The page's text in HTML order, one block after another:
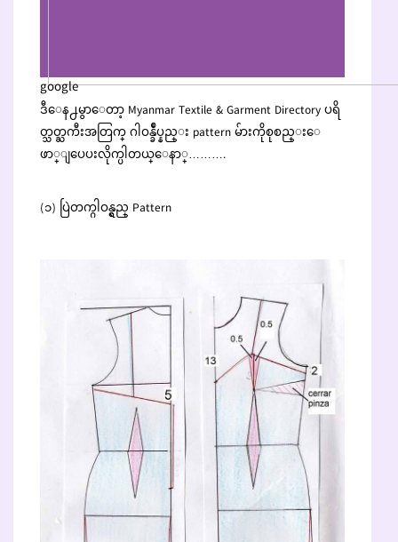
google
ဒီေန႕မွာေတာ့ Myanmar Textile & Garment Directory ပရိ
တ္သတ္ႀကီးအတြက္ ဂါဝန္ခ်ဳပ္နည္း pattern မ်ားကိုစုစည္းေ
ဖာ္ျပေပးလိုက္ပါတယ္ေနာ္……….
(၁) ပြဲတက္ဂါဝန္ရွည္ Pattern